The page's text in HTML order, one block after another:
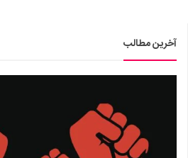
آخرین مطالب